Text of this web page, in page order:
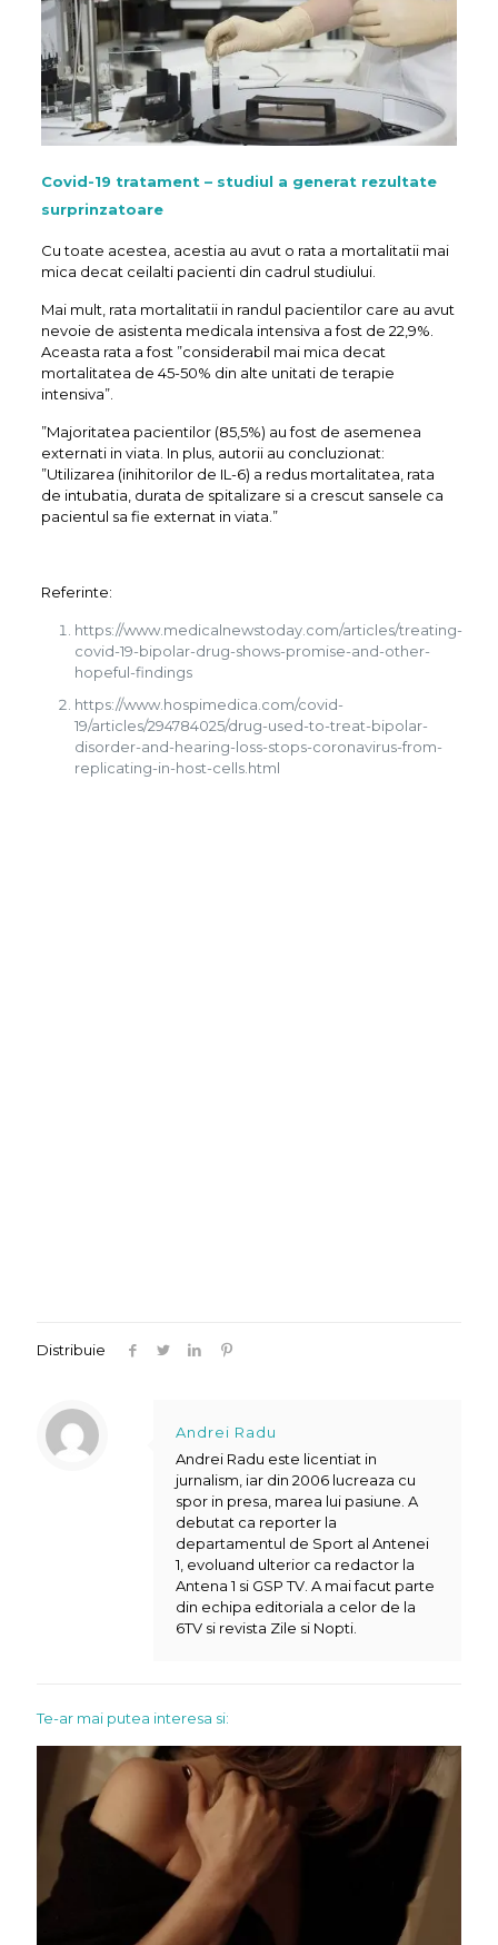
Covid-19 tratament – studiul a generat rezultate
surprinzatoare
Cu toate acestea, acestia au avut o rata a mortalitatii mai
mica decat ceilalti pacienti din cadrul studiului.
Mai mult, rata mortalitatii in randul pacientilor care au avut
nevoie de asistenta medicala intensiva a fost de 22,9%.
Aceasta rata a fost ”considerabil mai mica decat
mortalitatea de 45-50% din alte unitati de terapie
intensiva”.
”Majoritatea pacientilor (85,5%) au fost de asemenea
externati in viata. In plus, autorii au concluzionat:
”Utilizarea (inihitorilor de IL-6) a redus mortalitatea, rata
de intubatia, durata de spitalizare si a crescut sansele ca
pacientul sa fie externat in viata.”
Referinte:
https://www.medicalnewstoday.com/articles/treating-
covid-19-bipolar-drug-shows-promise-and-other-
hopeful-findings
https://www.hospimedica.com/covid-
19/articles/294784025/drug-used-to-treat-bipolar-
disorder-and-hearing-loss-stops-coronavirus-from-
replicating-in-host-cells.html
Distribuie
Andrei Radu
Andrei Radu este licentiat in
jurnalism, iar din 2006 lucreaza cu
spor in presa, marea lui pasiune. A
debutat ca reporter la
departamentul de Sport al Antenei
1, evoluand ulterior ca redactor la
Antena 1 si GSP TV. A mai facut parte
din echipa editoriala a celor de la
6TV si revista Zile si Nopti.
Te-ar mai putea interesa si: